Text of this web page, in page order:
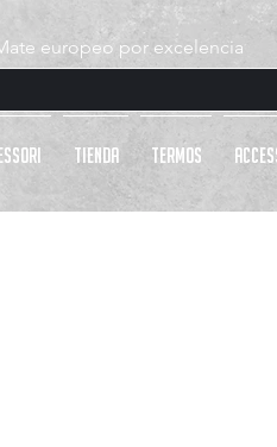
europeo por excelencia
Tienda TERMOS